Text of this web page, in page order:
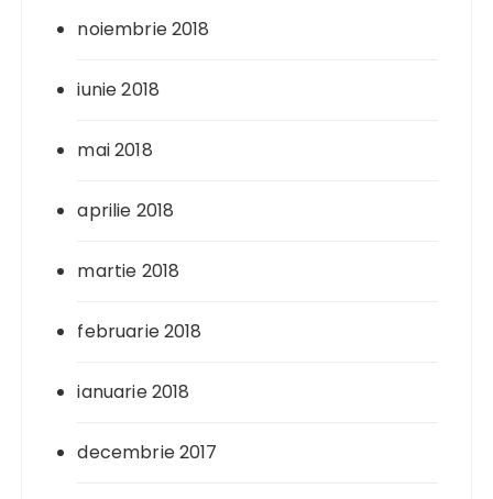
noiembrie 2018
iunie 2018
mai 2018
aprilie 2018
martie 2018
februarie 2018
ianuarie 2018
decembrie 2017